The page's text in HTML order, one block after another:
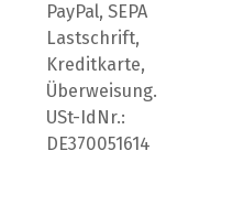
PayPal, SEPA
Lastschrift,
Kreditkarte,
Überweisung.
USt-IdNr.:
DE370051614